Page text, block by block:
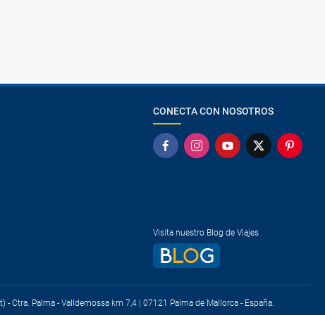
CONECTA CON NOSOTROS
Visita nuestro Blog de Viajes
- Ctra. Palma - Valldemossa km 7,4 | 07121 Palma de Mallorca - España.